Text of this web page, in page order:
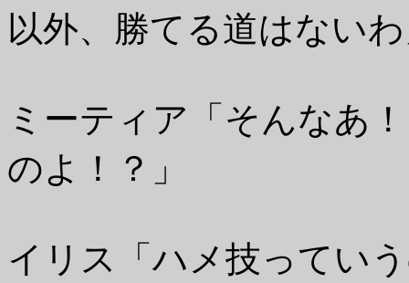
以外、勝てる道はない
ミーティア「そんなあ
のよ！？」
イリス「ハメ技ってい